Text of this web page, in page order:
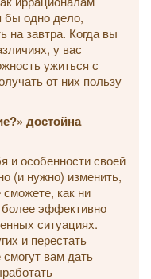
бы одно дело,
на завтра. Когда вы
у вас
ужиться с
от них пользу
достойна
и особенности своей
(и нужно) изменить,
как ни
более эффективно
ситуациях.
и перестать
смогут вам дать